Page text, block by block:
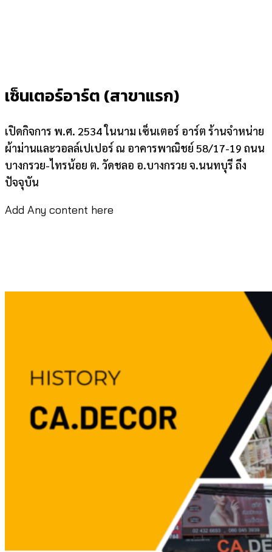
เซ็นเตอร์อาร์ต (สาขาแรก)
เปิดกิจการ พ.ศ. 2534 ในนาม เซ็นเตอร์ อาร์ต ร้านจำหน่าย
ผ้าม่านและวอลล์เปเปอร์ ณ อาคารพาณิชย์ 58/17-19 ถนน
บางกรวย-ไทรน้อย ต. วัดชลอ อ.บางกรวย จ.นนทบุรี ถึง
ปัจจุบัน
Add Any content here